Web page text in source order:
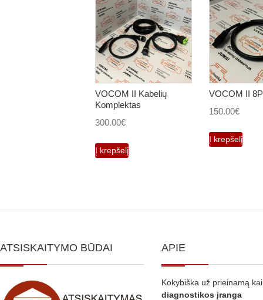
VOCOM II Kabelių
Komplektas
300.00€
Į krepšelį
VOCOM II
150.00€
Į krepšelį
ATSISKAITYMO BŪDAI APIE
Kokybiška už prieinamą
diagnostikos įranga